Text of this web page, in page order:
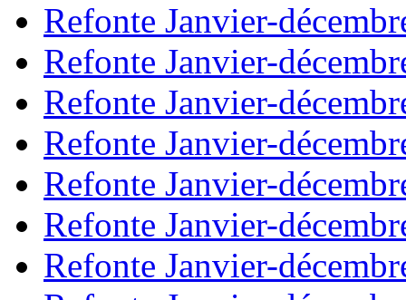
Refonte Janvier-
Refonte Janvier-
Refonte Janvier-
Refonte Janvier-
Refonte Janvier-
Refonte Janvier-
Refonte Janvier-